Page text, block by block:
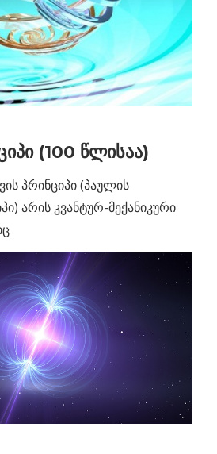
(100 წლისაა)
პრინციპი (პაულის
არის კვანტურ-მექანიკური